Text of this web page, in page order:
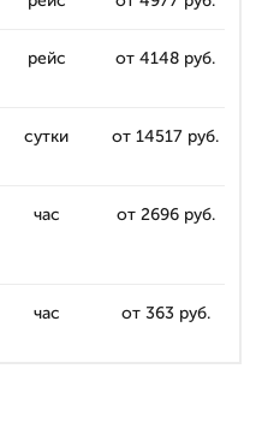
рейс от 4148 руб.
сутки от 14517 руб.
час от 2696 руб.
час от 363 руб.